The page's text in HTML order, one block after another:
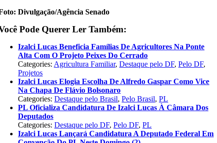
Divulgação/Agência Senado
Pode Querer Ler Também:
Izalci Lucas Beneficia Famílias De Agricultores Na Ponte
Alta Com O Projeto Peixes Do Cerrado
Categories: Agricultura Familiar,Destaque pelo DF,Pelo DF,
Projetos
Izalci Lucas Elogia Escolha De Alfredo Gaspar Como Vice
Na Chapa De Flávio Bolsonaro
Categories:Destaque pelo Brasil,Pelo Brasil,PL
PL Oficializa Candidatura De Izalci Lucas À Câmara Dos
Deputados
Categories:Destaque pelo DF,Pelo DF,PL
Izalci Lucas Lançará Candidatura A Deputado Federal Em